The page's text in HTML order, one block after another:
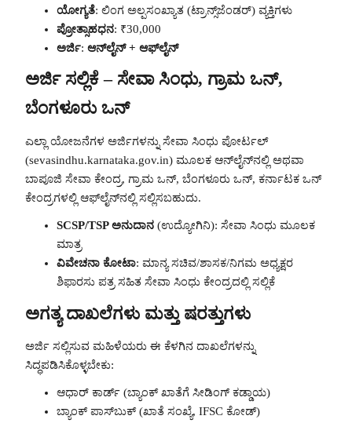
ಯೋಗ್ಯತೆ: ಲಿಂಗ ಅಲ್ಪಸಂಖ್ಯಾತ (ಟ್ರಾನ್ಸ್‌ಜೆಂಡರ್) ವ್ಯಕ್ತಿಗಳು
ಪ್ರೋತ್ಸಾಹಧನ: ₹30,000
ಅರ್ಜಿ: ಆನ್‌ಲೈನ್ + ಆಫ್‌ಲೈನ್
ಅರ್ಜಿ ಸಲ್ಲಿಕೆ – ಸೇವಾ ಸಿಂಧು, ಗ್ರಾಮ ಒನ್,
ಬೆಂಗಳೂರು ಒನ್
ಎಲ್ಲಾ ಯೋಜನೆಗಳ ಅರ್ಜಿಗಳನ್ನು ಸೇವಾ ಸಿಂಧು ಪೋರ್ಟಲ್
(sevasindhu.karnataka.gov.in) ಮೂಲಕ ಆನ್‌ಲೈನ್‌ನಲ್ಲಿ ಅಥವಾ
ಬಾಪೂಜಿ ಸೇವಾ ಕೇಂದ್ರ, ಗ್ರಾಮ ಒನ್, ಬೆಂಗಳೂರು ಒನ್, ಕರ್ನಾಟಕ ಒನ್
ಕೇಂದ್ರಗಳಲ್ಲಿ ಆಫ್‌ಲೈನ್‌ನಲ್ಲಿ ಸಲ್ಲಿಸಬಹುದು.
SCSP/TSP ಅನುದಾನ (ಉದ್ಯೋಗಿನಿ): ಸೇವಾ ಸಿಂಧು ಮೂಲಕ
ಮಾತ್ರ
ವಿವೇಚನಾ ಕೋಟಾ: ಮಾನ್ಯ ಸಚಿವ/ಶಾಸಕ/ನಿಗಮ ಅಧ್ಯಕ್ಷರ
ಶಿಫಾರಸು ಪತ್ರ ಸಹಿತ ಸೇವಾ ಸಿಂಧು ಕೇಂದ್ರದಲ್ಲಿ ಸಲ್ಲಿಕೆ
ಅಗತ್ಯ ದಾಖಲೆಗಳು ಮತ್ತು ಷರತ್ತುಗಳು
ಅರ್ಜಿ ಸಲ್ಲಿಸುವ ಮಹಿಳೆಯರು ಈ ಕೆಳಗಿನ ದಾಖಲೆಗಳನ್ನು
ಸಿದ್ಧಪಡಿಸಿಕೊಳ್ಳಬೇಕು:
ಆಧಾರ್ ಕಾರ್ಡ್ (ಬ್ಯಾಂಕ್ ಖಾತೆಗೆ ಸೀಡಿಂಗ್ ಕಡ್ಡಾಯ)
ಬ್ಯಾಂಕ್ ಪಾಸ್‌ಬುಕ್ (ಖಾತೆ ಸಂಖ್ಯೆ, IFSC ಕೋಡ್)